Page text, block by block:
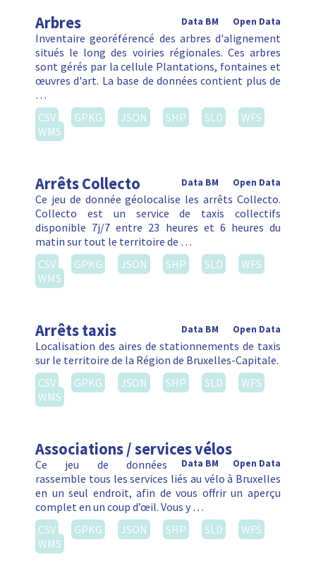
Arbres Open Data
Data BM
Inventaire georéférencé des arbres d'alignement
situés le long des voiries régionales. Ces arbres
sont gérés par la cellule Plantations, fontaines et
œuvres d'art. La base de données contient plus de
…
CSV
GPKG JSON SHP SLD
WFS
WMS
Arrêts Collecto Open Data
Data BM
Ce jeu de donnée géolocalise les arrêts Collecto.
Collecto est un service de taxis collectifs
disponible 7j/7 entre 23 heures et 6 heures du
matin sur tout le territoire de …
CSV
GPKG JSON SHP SLD
WFS
WMS
Arrêts taxis Open Data
Data BM
Localisation des aires de stationnements de taxis
sur le territoire de la Région de Bruxelles-Capitale.
CSV
GPKG JSON SHP SLD
WFS
WMS
Associations / services vélos
Open Data
Data BM
Ce jeu de données
rassemble tous les services liés au vélo à Bruxelles
en un seul endroit, afin de vous offrir un aperçu
complet en un coup d’œil. Vous y …
CSV
GPKG JSON SHP SLD
WFS
WMS